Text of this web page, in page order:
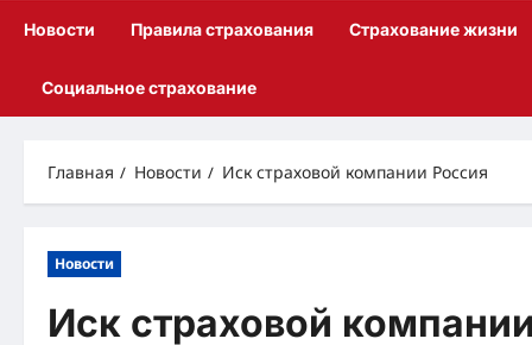
Новости Правила страхования Страхование жизни
Социальное страхование
Главная Новости Иск страховой компании Россия
Новости
Иск страховой